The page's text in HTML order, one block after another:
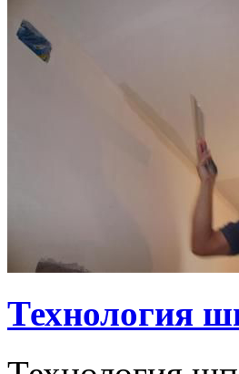
Технология